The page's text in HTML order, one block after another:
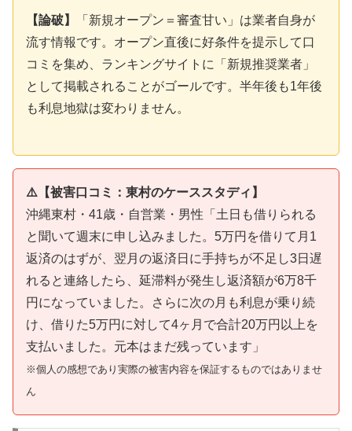
【論破】
「新規オープン＝審査甘い」は業者自身が
流す情報です。オープン直後に好条件を提示して口
コミを集め、ランキングサイトに「新規推奨業者」
として掲載されることがゴールです。半年後も1年後
も利息地獄は変わりません。
⚠️【被害口コミ：東村のケーススタディ】
沖縄東村・41歳・自営業・男性「土日も借りられる
と聞いて週末に申し込みました。5万円を借りて月1
返済のはずが、翌月の返済日に手持ちが不足し3日遅
れると連絡したら、延滞料が発生し返済額が6万8千
円になっていました。さらに次の月も利息が乗り続
け、借りた5万円に対して4ヶ月で合計20万円以上を
支払いました。元本はまだ残っています」
※個人の感想であり実際の被害内容を保証するものではありませ
ん